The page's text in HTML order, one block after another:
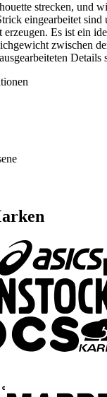
strecken, und
eingearbeitet sind
Es ist ein
zwischen
Details